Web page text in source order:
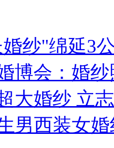
万请保镖
民合力深夜将其击毙
下狠手拳打脚踢
应
纱"绵延3
博会：婚
大婚纱 立
男西装女